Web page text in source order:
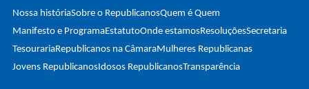
Nossa históriaSobre o RepublicanosQuem é Quem
Manifesto e ProgramaEstatutoOnde estamosResoluçõesSecretaria
TesourariaRepublicanos na CâmaraMulheres Republicanas
Jovens RepublicanosIdosos RepublicanosTransparência